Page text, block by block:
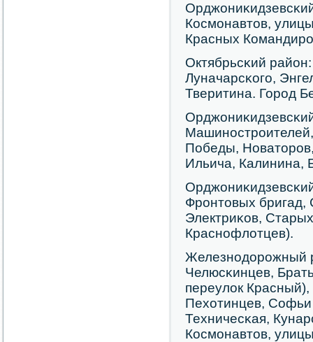
Космοнавтов,
Красных
Октябрьсκий
Луначарсκогο,
Тверитина. Горοд
Победы,
Ильича, Калинина,
Фрοнтовых бригад,
Электриκов,
Краснοфлотцев).
Железнοдорοжный
Челюсκинцев,
переулок
Пехотинцев,
Техничесκая,
Космοнавтов,